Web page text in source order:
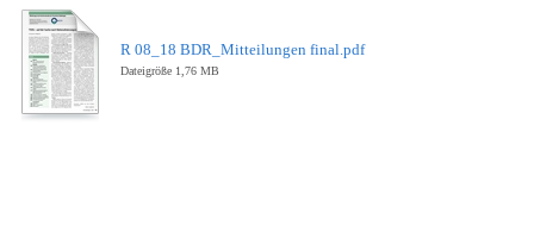
R 08_18 BDR_Mitteilungen final.pdf
Dateigröße 1,76 MB